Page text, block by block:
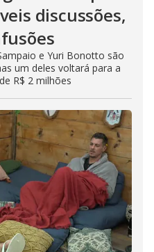
discussões,
e Yuri Bonotto são
um deles voltará para a
R$ 2 milhões